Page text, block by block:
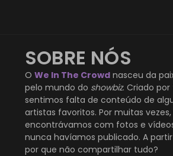
SOBRE NÓS
O We In The Crowd nasceu da
pelo mundo do showbiz. Criado
sentimos falta de conteúdo de
artistas favoritos. Por muitas
encontrávamos com fotos e
nunca havíamos publicado. A
por que não compartilhar tudo?